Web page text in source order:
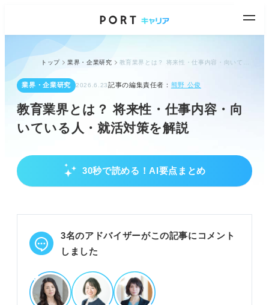
トップ 業界・企業研究
業界・企業研究 2026.6.23記事の編集責任者： 熊野 公俊
教育業界とは？ 将来性・仕事内容・向
いている人・就活対策を解説
30秒で読める！AI要点まとめ
教育業界の全体像と将来性
EdTechやGIGAスクール構想など変化と将来性を知
る。
る柔軟な思考が求められる。
3名のアドバイザーがこの記事にコメント
しました